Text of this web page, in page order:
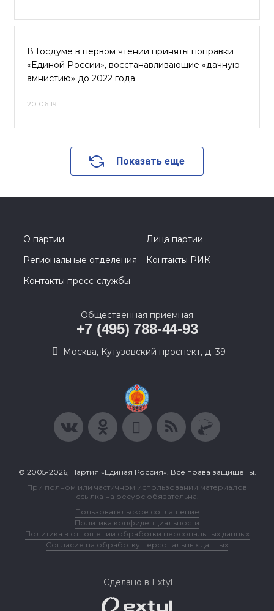
В Госдуме в первом чтении приняты поправки
«Единой России», восстанавливающие «дачную
амнистию» до 2022 года
20.06.19
Показать еще
О партии
Лица партии
Региональные отделения
Контакты РИК
Контакты пресс-службы
Общественная приемная
+7 (495) 788-44-93
Москва, Кутузовский проспект, д. 39
© 2005-2026, Партия «Единая Россия». Все права защищены.
При полном или частичном использовании материалов
ссылка на ресурс обязательна.
Пользовательское соглашение
Политика конфиденциальности
Политика в отношении обработки персональных данных
Согласие на обработку персональных данных
Сделано в Extyl